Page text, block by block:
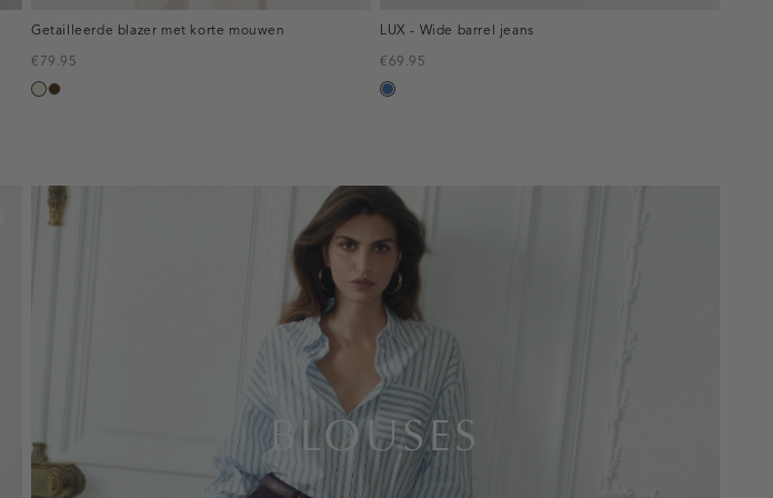
Getailleerde blazer met korte mouwen
€79.95
ecrutoffee
LUX - Wide barrel jeans
€69.95
blauw,
inline-
banner:top
BLOUSES